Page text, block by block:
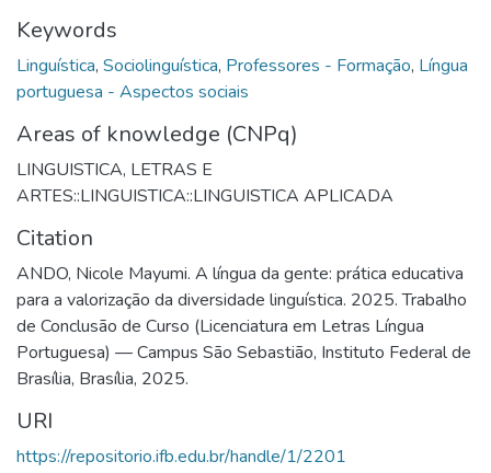
Keywords
Linguística, Sociolinguística, Professores - Formação, Língua
portuguesa - Aspectos sociais
Areas of knowledge (CNPq)
LINGUISTICA, LETRAS E
ARTES::LINGUISTICA::LINGUISTICA APLICADA
Citation
ANDO, Nicole Mayumi. A língua da gente: prática educativa
para a valorização da diversidade linguística. 2025. Trabalho
de Conclusão de Curso (Licenciatura em Letras Língua
Portuguesa) — Campus São Sebastião, Instituto Federal de
Brasília, Brasília, 2025.
URI
https://repositorio.ifb.edu.br/handle/1/2201